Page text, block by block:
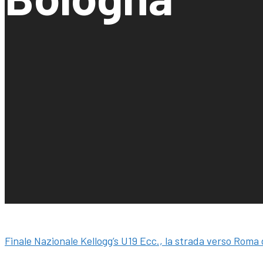
Finale Nazionale Kellogg’s U19 Ecc., la strada verso